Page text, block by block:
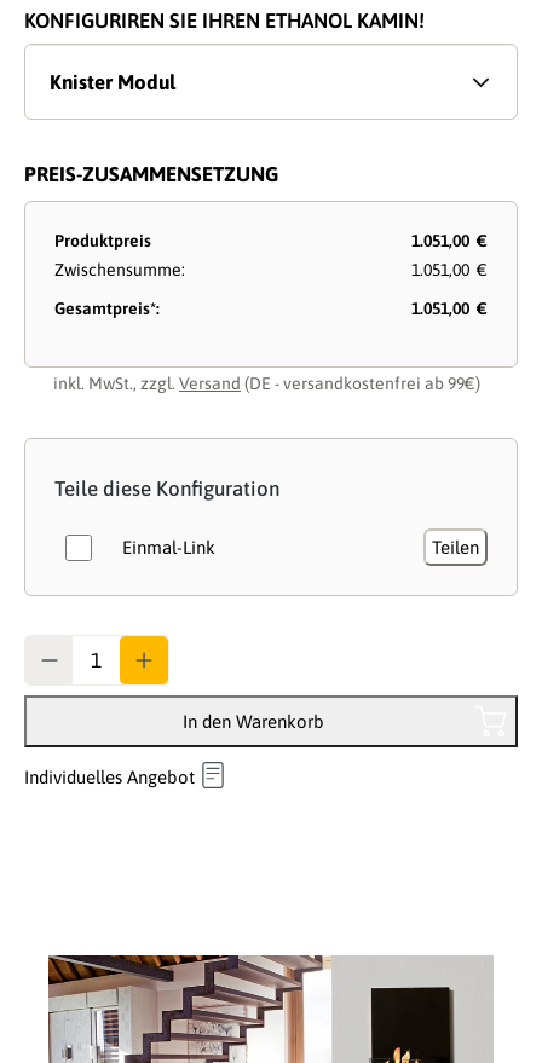
KONFIGURIREN SIE IHREN ETHANOL KAMIN!
Knister Modul
PREIS-ZUSAMMENSETZUNG
Produktpreis
1.051,00 €
Zwischensumme:
1.051,00 €
Gesamtpreis*:
1.051,00 €
inkl. MwSt., zzgl. Versand (DE - versandkostenfrei ab 99€)
Teile diese Konfiguration
Einmal-Link Teilen
In den Warenkorb
Individuelles Angebot